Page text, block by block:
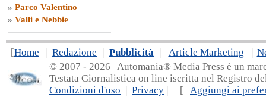
» Parco Valentino
» Valli e Nebbie
[Home | Redazione | Pubblicità | Article Marketing |
© 2007 - 2026 Automania® Media Press è un
Testata Giornalistica on line iscritta nel Registro
Condizioni d'uso | Privacy | [ Aggiungi ai